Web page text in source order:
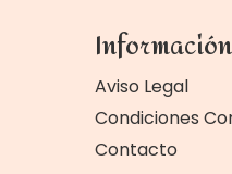
Información
Aviso Legal
Condiciones
Contacto